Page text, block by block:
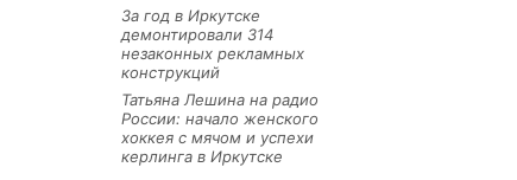
За год в Иркутске
демонтировали 314
незаконных рекламных
конструкций
Татьяна Лешина на радио
России: начало женского
хоккея с мячом и успехи
керлинга в Иркутске